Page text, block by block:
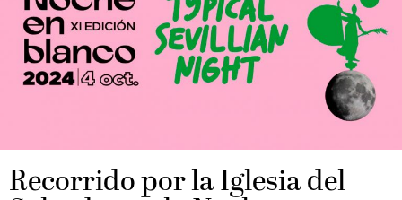
Recorrido por la Iglesia del